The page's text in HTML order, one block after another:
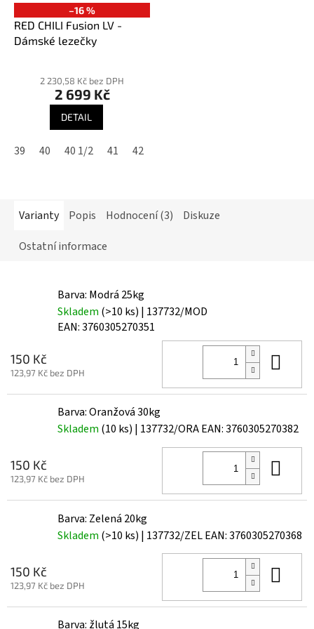
–16 %
RED CHILI Fusion LV -
Dámské lezečky
hodnocení
produktu
5
2 230,58 Kč bez DPH
2 699 Kč
DETAIL
39 40 40 1/2 41 42
Varianty Popis Hodnocení (3)
Diskuze
Ostatní informace
Barva: Modrá 25kg
Skladem (>10 ks) | 137732/MOD
EAN:3760305270351
150 Kč
123,97 Kč bez DPH
Barva: Oranžová 30kg
Skladem (10 ks) | 137732/ORAEAN:3760305270382
150 Kč
123,97 Kč bez DPH
Barva: Zelená 20kg
Skladem (>10 ks) | 137732/ZELEAN:3760305270368
150 Kč
123,97 Kč bez DPH
Barva: žlutá 15kg